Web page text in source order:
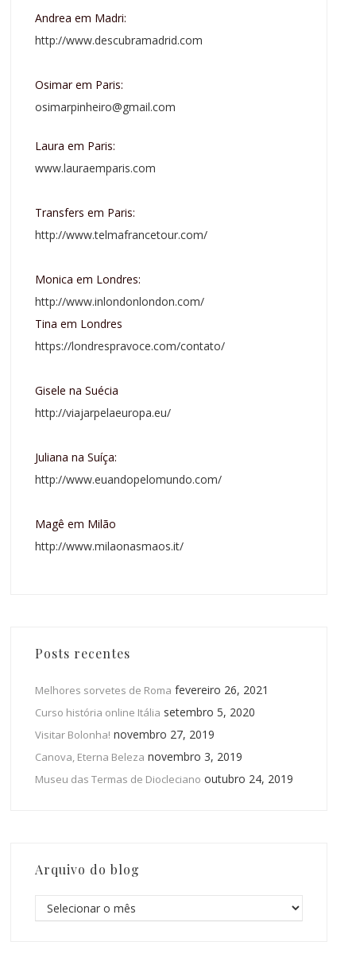
Andrea em Madri:
http://www.descubramadrid.com
Osimar em Paris:
osimarpinheiro@gmail.com
Laura em Paris:
www.lauraemparis.com
Transfers em Paris:
http://www.telmafrancetour.com/
Monica em Londres:
http://www.inlondonlondon.com/
Tina em Londres
https://londrespravoce.com/contato/
Gisele na Suécia
http://viajarpelaeuropa.eu/
Juliana na Suíça:
http://www.euandopelomundo.com/
Magê em Milão
http://www.milaonasmaos.it/
Posts recentes
Melhores sorvetes de Roma fevereiro 26, 2021
Curso história online Itália setembro 5, 2020
Visitar Bolonha! novembro 27, 2019
Canova, Eterna Beleza novembro 3, 2019
Museu das Termas de Diocleciano outubro 24, 2019
Arquivo do blog